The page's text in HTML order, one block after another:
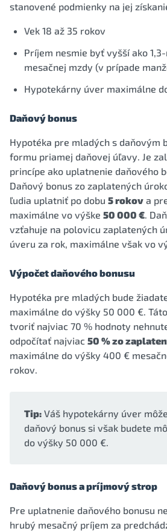
stanovené podmienky na jej
Vek 18 až 35 rokov
Príjem nesmie byť vyšší ako
mesačnej mzdy (v prípade
Hypotekárny úver maximálne
Daňový bonus
Hypotéka pre mladých s daňovým
formu priamej daňovej úľavy. Je
princípe ako uplatnenie daňového
Daňový bonus zo zaplatených
ľudia uplatniť po dobu 5 rokov a
maximálne vo výške 50 000 €.
vzťahuje na polovicu zaplatených
úveru za rok, maximálne však vo
Výpočet daňového bonusu
Hypotéka pre mladých bude
maximálne do výšky 50 000 €.
tvoriť najviac 70 % hodnoty
odpočítať najviac 50 % zo
maximálne do výšky 400 €
rokov.
Tip: Váš hypotekárny úver
daňový bonus si však budete
do výšky 50 000 €.
Daňový bonus a príjmový strop
Pre uplatnenie daňového bonusu
hrubý mesačný príjem za